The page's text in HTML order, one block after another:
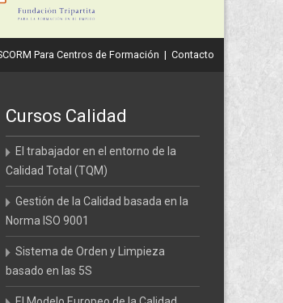
Para Centros de Formación | Contacto
Cursos Calidad
El trabajador en el entorno de la
Calidad Total (TQM)
Gestión de la Calidad basada en la
Norma ISO 9001
Sistema de Orden y Limpieza
basado en las 5S